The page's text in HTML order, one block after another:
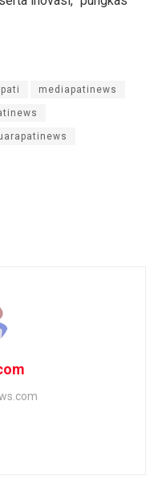
mediapatinews